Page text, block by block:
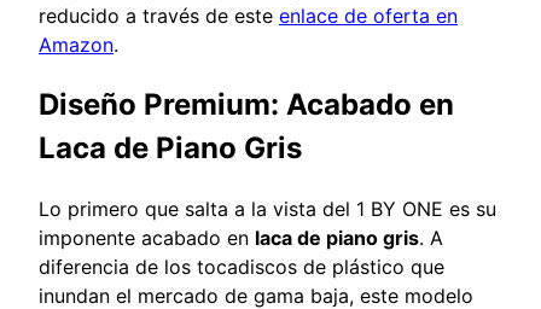
reducido a través de este enlace de oferta en
Amazon.
Diseño Premium: Acabado en
Laca de Piano Gris
Lo primero que salta a la vista del 1 BY ONE es su
imponente acabado en laca de piano gris. A
diferencia de los tocadiscos de plástico que
inundan el mercado de gama baja, este modelo